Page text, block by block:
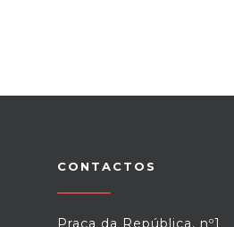
CONTACTOS
Praça da República, nº1